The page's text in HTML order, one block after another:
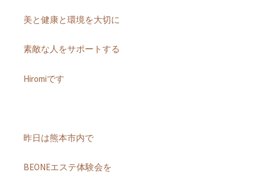
美と健康と環境を大切に
素敵な人をサポートする
Hiromiです
昨日は熊本市内で
BEONEエステ体験会を